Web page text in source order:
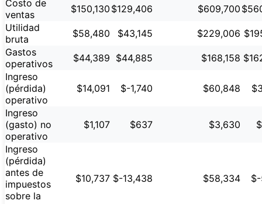
Costo de
ventas
$150,130 $129,406 $609,700
Utilidad
bruta
$58,480 $43,145 $229,006
Gastos
operativos
$44,389 $44,885 $168,158
Ingreso
(pérdida)
operativo
$14,091 $-1,740 $60,848
Ingreso
(gasto) no
operativo
$1,107 $637 $3,630
Ingreso
(pérdida)
antes de
impuestos
sobre la
$10,737 $-13,438 $58,334